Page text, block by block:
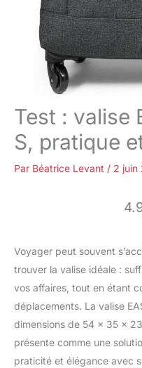
Test : valise
S, pratique
Par Béatrice Levant / 2 juin
Voyager peut souvent
trouver la valise idéale :
vos affaires, tout en étant
déplacements. La valise
dimensions de 54 x 35 x
présente comme une
praticité et élégance avec